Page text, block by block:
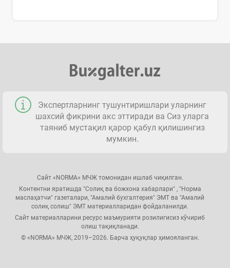
Экспертларнинг тушунтиришлари уларнинг
шахсий фикрини акс эттиради ва Сиз уларга
таяниб мустақил қарор қабул қилишингиз
мумкин.
Сайт «NORMA» МЧЖ томонидан ишлаб чиқилган.
Контентни яратишда "Солиқ ва божхона хабарлари" , "Норма
маслаҳатчи" газеталари, "Амалий бухгалтерия" ЭМТ ва "Амалий
солиқ солиш" ЭМТ материалларидан фойдаланилди.
Сайт материалларини ресурс маъмурияти розилигисиз кўчириб
олиш тақиқланади.
© «NORMA» МЧЖ, 2019–2026. Барча ҳуқуқлар ҳимояланган.